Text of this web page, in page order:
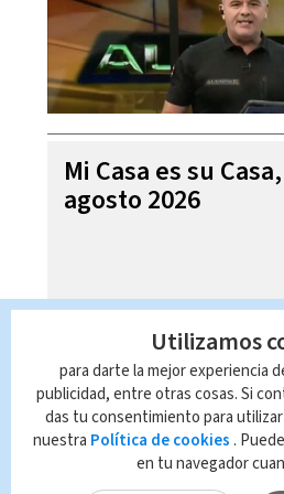
Mi Casa es su
agosto 2026
Utilizamos
para darte la mejor experiencia
publicidad, entre otras cosas. Si
das tu consentimiento para
nuestra Política de cookies .
en tu navegador